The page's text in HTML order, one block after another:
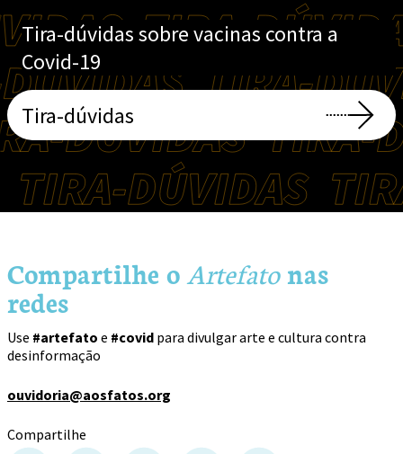
Kika Carvalho
Yacunã Tuxá
Ana Lira
Tira-dúvidas sobre vacinas contra a
Covid-19
Tira-dúvidas
Compartilhe oArtefatonas
redes
Use #artefato e #covid para divulgar arte e cultura contra
desinformação
ouvidoria@aosfatos.org
Compartilhe